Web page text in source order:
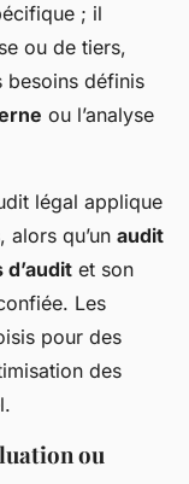
; il
ou de tiers,
besoins définis
ou l’analyse
légal applique
qu’un audit
et son
Les
pour des
des
ou